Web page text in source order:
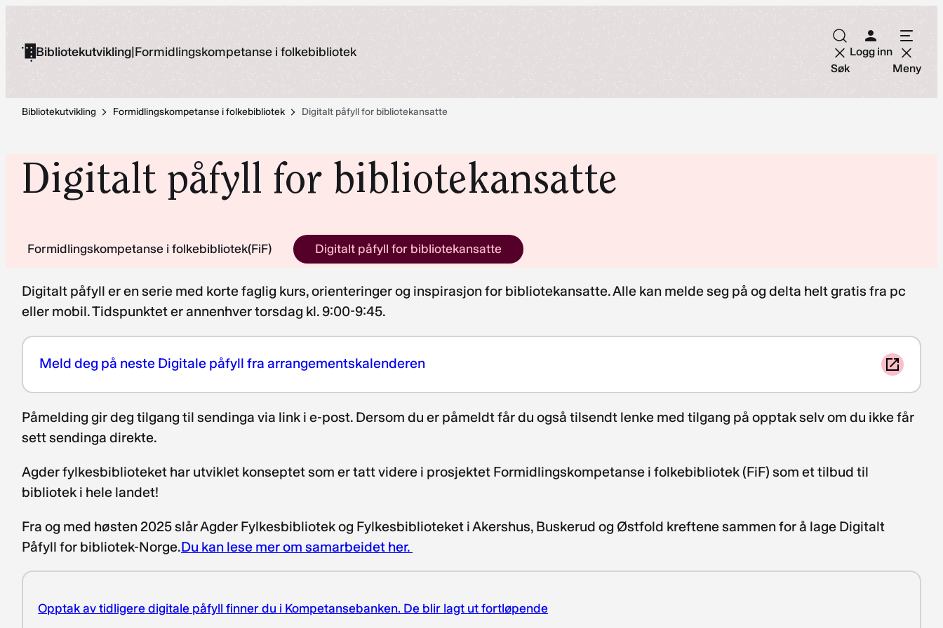
innholdBibliotekutvikling|Formidlingskompetanse i folkebibliotek
Søk
Logg inn
Meny
Bibliotekutvikling Formidlingskompetanse i folkebibliotek Digitalt påfyll for bibliotekansatte
Digitalt påfyll for bibliotekansatte
Formidlingskompetanse i folkebibliotek(FiF) Digitalt påfyll for bibliotekansatte
Digitalt påfyll er en serie med korte faglig kurs, orienteringer og inspirasjon for bibliotekansatte. Alle kan melde seg på og delta helt gratis fra pc
eller mobil. Tidspunktet er annenhver torsdag kl. 9:00-9:45.
Meld deg på neste Digitale påfyll fra arrangementskalenderen
Påmelding gir deg tilgang til sendinga via link i e-post. Dersom du er påmeldt får du også tilsendt lenke med tilgang på opptak selv om du ikke får
sett sendinga direkte.
Agder fylkesbiblioteket har utviklet konseptet som er tatt videre i prosjektet Formidlingskompetanse i folkebibliotek (FiF) som et tilbud til
bibliotek i hele landet!
Fra og med høsten 2025 slår Agder Fylkesbibliotek og Fylkesbiblioteket i Akershus, Buskerud og Østfold kreftene sammen for å lage Digitalt
Påfyll for bibliotek-Norge.Du kan lese mer om samarbeidet her.
Opptak av tidligere digitale påfyll finner du i Kompetansebanken. De blir lagt ut fortløpende